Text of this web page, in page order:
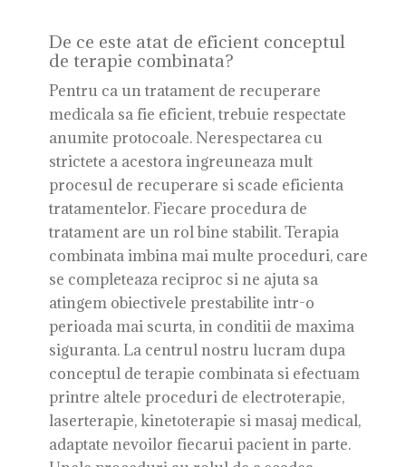
De ce este atat de eficient conceptul
de terapie combinata?
Pentru ca un tratament de recuperare
medicala sa fie eficient, trebuie respectate
anumite protocoale. Nerespectarea cu
strictete a acestora ingreuneaza mult
procesul de recuperare si scade eficienta
tratamentelor. Fiecare procedura de
tratament are un rol bine stabilit. Terapia
combinata imbina mai multe proceduri, care
se completeaza reciproc si ne ajuta sa
atingem obiectivele prestabilite intr-o
perioada mai scurta, in conditii de maxima
siguranta. La centrul nostru lucram dupa
conceptul de terapie combinata si efectuam
printre altele proceduri de electroterapie,
laserterapie, kinetoterapie si masaj medical,
adaptate nevoilor fiecarui pacient in parte.